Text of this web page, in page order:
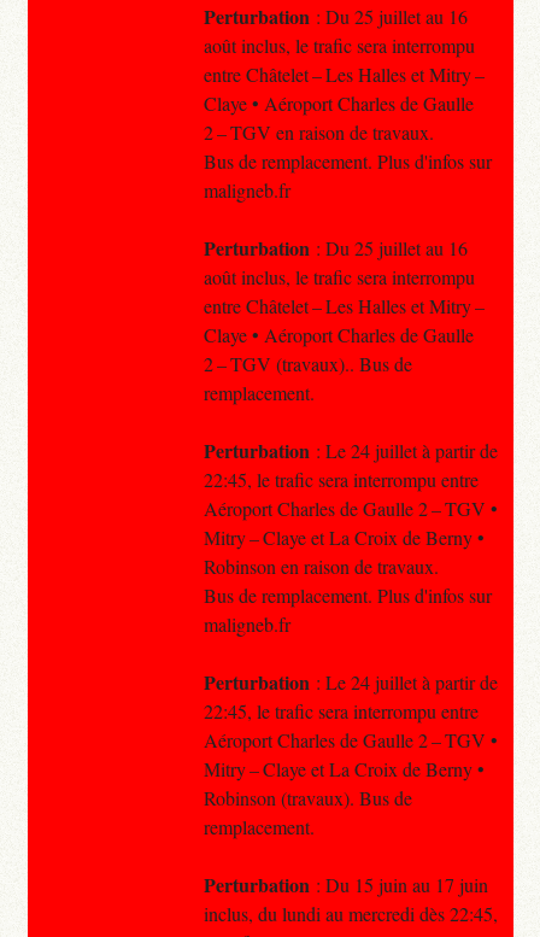
Perturbation : Du 25 juillet au 16
août inclus, le trafic sera interrompu
entre Châtelet – Les Halles et Mitry –
Claye • Aéroport Charles de Gaulle
2 – TGV en raison de travaux.
Bus de remplacement. Plus d'infos sur
maligneb.fr
Perturbation : Du 25 juillet au 16
août inclus, le trafic sera interrompu
entre Châtelet – Les Halles et Mitry –
Claye • Aéroport Charles de Gaulle
2 – TGV (travaux).. Bus de
remplacement.
Perturbation : Le 24 juillet à partir de
22:45, le trafic sera interrompu entre
Aéroport Charles de Gaulle 2 – TGV •
Mitry – Claye et La Croix de Berny •
Robinson en raison de travaux.
Bus de remplacement. Plus d'infos sur
maligneb.fr
Perturbation : Le 24 juillet à partir de
22:45, le trafic sera interrompu entre
Aéroport Charles de Gaulle 2 – TGV •
Mitry – Claye et La Croix de Berny •
Robinson (travaux). Bus de
remplacement.
Perturbation : Du 15 juin au 17 juin
inclus, du lundi au mercredi dès 22:45,